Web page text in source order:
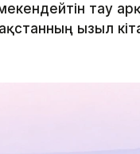
тау
Қызыл